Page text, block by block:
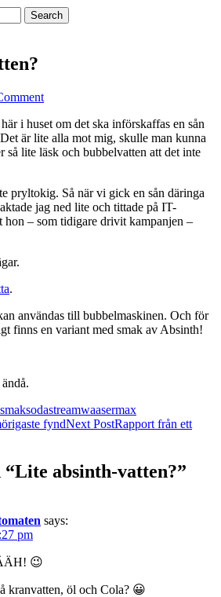
i huset om det ska införskaffas en sån
är lite alla mot mig, skulle man kunna
så lite läsk och bubbelvatten att det inte
pryltokig. Så när vi gick en sån däringa
jag ned lite och tittade på IT-
hon – som tidigare drivit kampanjen –
.
användas till bubbelmaskinen. Och för
finns en variant med smak av Absinth!
smaksodastreamwaasermax
fyndNext PostRapport från ett
“Lite absinth-vatten?”
says:
pm
😉
kranvatten, öl och Cola? 😀